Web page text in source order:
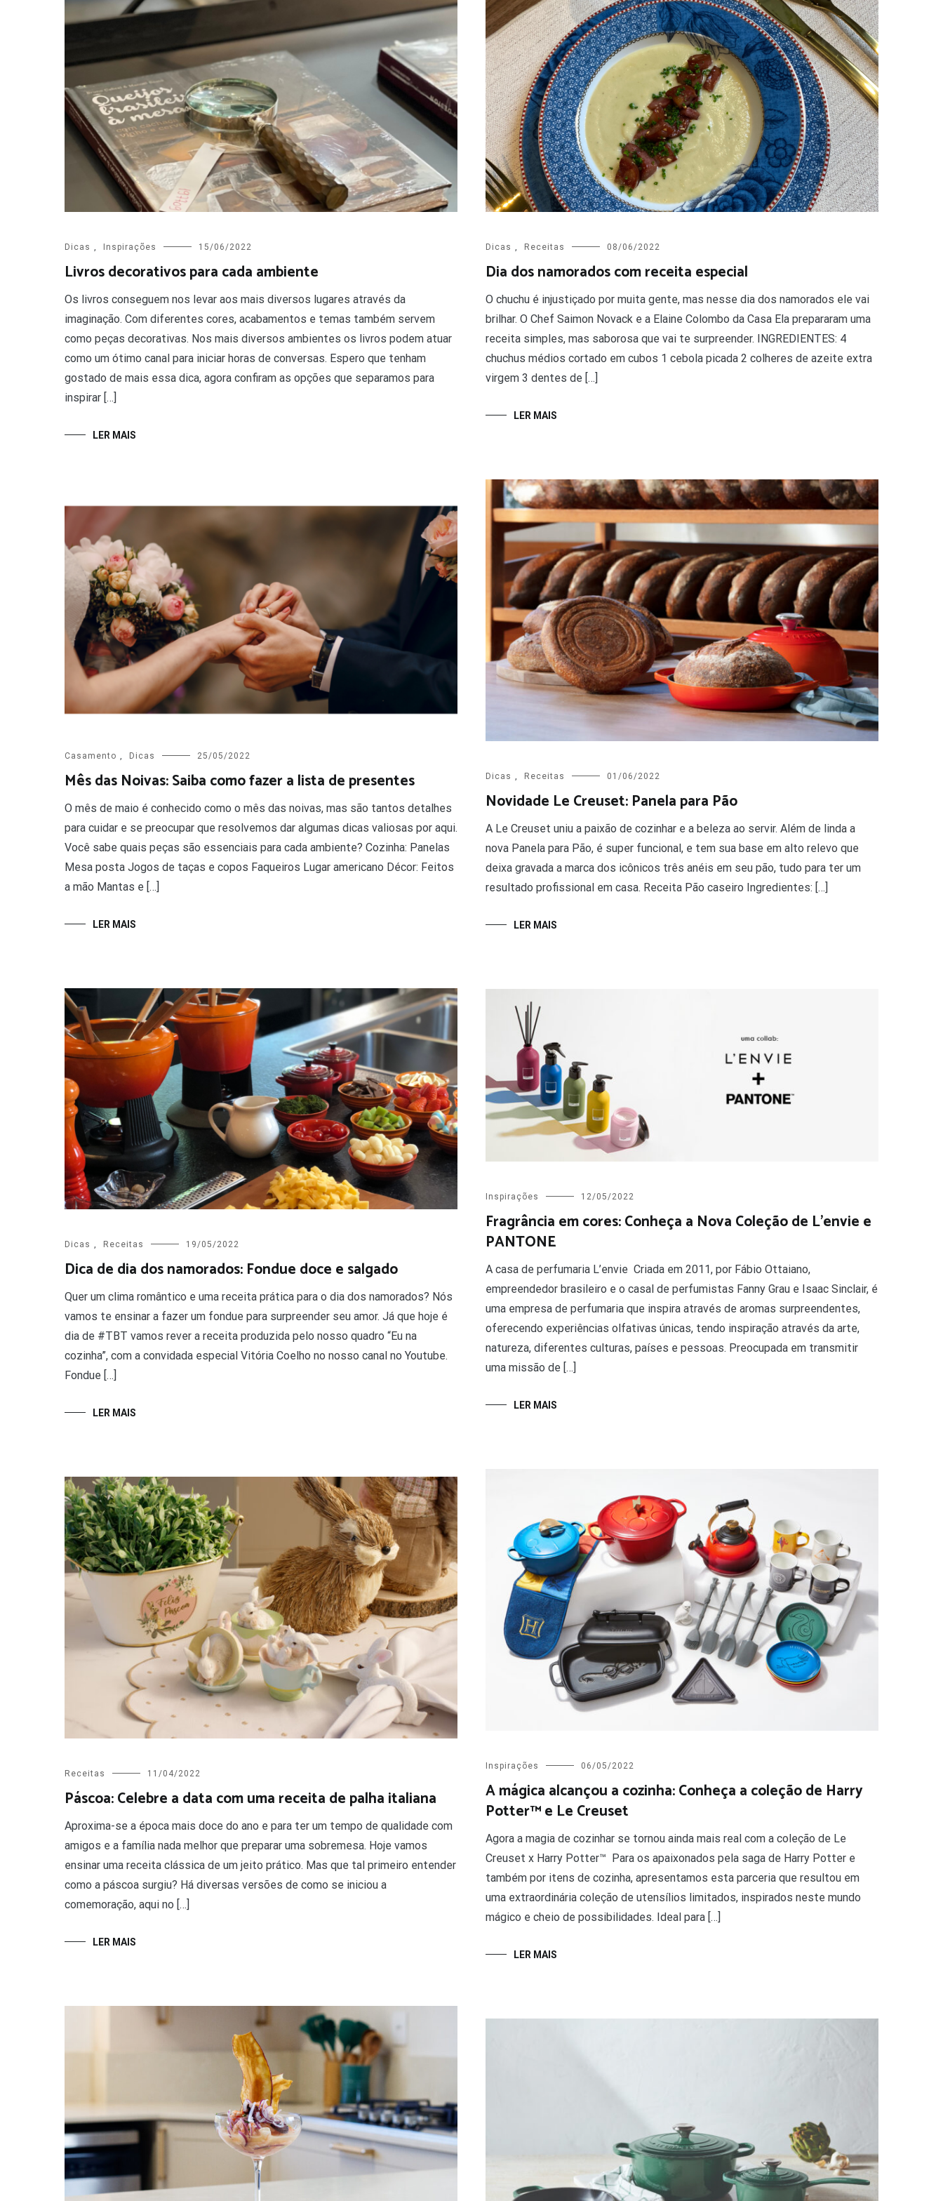
Dicas , Inspirações 15/06/2022
Livros decorativos para cada ambiente
Os livros conseguem nos levar aos mais diversos lugares através da
imaginação. Com diferentes cores, acabamentos e temas também servem
como peças decorativas. Nos mais diversos ambientes os livros podem atuar
como um ótimo canal para iniciar horas de conversas. Espero que tenham
gostado de mais essa dica, agora confiram as opções que separamos para
inspirar […]
LER MAIS
Dicas , Receitas 08/06/2022
Dia dos namorados com receita especial
O chuchu é injustiçado por muita gente, mas nesse dia dos namorados ele vai
brilhar. O Chef Saimon Novack e a Elaine Colombo da Casa Ela prepararam uma
receita simples, mas saborosa que vai te surpreender. INGREDIENTES: 4
chuchus médios cortado em cubos 1 cebola picada 2 colheres de azeite extra
virgem 3 dentes de […]
LER MAIS
Dicas , Receitas 01/06/2022
Novidade Le Creuset: Panela para Pão
A Le Creuset uniu a paixão de cozinhar e a beleza ao servir. Além de linda a
nova Panela para Pão, é super funcional, e tem sua base em alto relevo que
deixa gravada a marca dos icônicos três anéis em seu pão, tudo para ter um
resultado profissional em casa. Receita Pão caseiro Ingredientes: […]
LER MAIS
Casamento , Dicas 25/05/2022
Mês das Noivas: Saiba como fazer a lista de presentes
O mês de maio é conhecido como o mês das noivas, mas são tantos detalhes
para cuidar e se preocupar que resolvemos dar algumas dicas valiosas por aqui.
Você sabe quais peças são essenciais para cada ambiente? Cozinha: Panelas
Mesa posta Jogos de taças e copos Faqueiros Lugar americano Décor: Feitos
a mão Mantas e […]
LER MAIS
Dicas , Receitas 19/05/2022
Dica de dia dos namorados: Fondue doce e salgado
Quer um clima romântico e uma receita prática para o dia dos namorados? Nós
vamos te ensinar a fazer um fondue para surpreender seu amor. Já que hoje é
dia de #TBT vamos rever a receita produzida pelo nosso quadro “Eu na
cozinha”, com a convidada especial Vitória Coelho no nosso canal no Youtube.
Fondue […]
LER MAIS
Inspirações 12/05/2022
Fragrância em cores: Conheça a Nova Coleção de L’envie e
PANTONE
A casa de perfumaria L’envie Criada em 2011, por Fábio Ottaiano,
empreendedor brasileiro e o casal de perfumistas Fanny Grau e Isaac Sinclair, é
uma empresa de perfumaria que inspira através de aromas surpreendentes,
oferecendo experiências olfativas únicas, tendo inspiração através da arte,
natureza, diferentes culturas, países e pessoas. Preocupada em transmitir
uma missão de […]
LER MAIS
Inspirações 06/05/2022
A mágica alcançou a cozinha: Conheça a coleção de Harry
Potter™ e Le Creuset
Agora a magia de cozinhar se tornou ainda mais real com a coleção de Le
Creuset x Harry Potter™ Para os apaixonados pela saga de Harry Potter e
também por itens de cozinha, apresentamos esta parceria que resultou em
uma extraordinária coleção de utensílios limitados, inspirados neste mundo
mágico e cheio de possibilidades. Ideal para […]
LER MAIS
Receitas 11/04/2022
Páscoa: Celebre a data com uma receita de palha italiana
Aproxima-se a época mais doce do ano e para ter um tempo de qualidade com
amigos e a família nada melhor que preparar uma sobremesa. Hoje vamos
ensinar uma receita clássica de um jeito prático. Mas que tal primeiro entender
como a páscoa surgiu? Há diversas versões de como se iniciou a
comemoração, aqui no […]
LER MAIS